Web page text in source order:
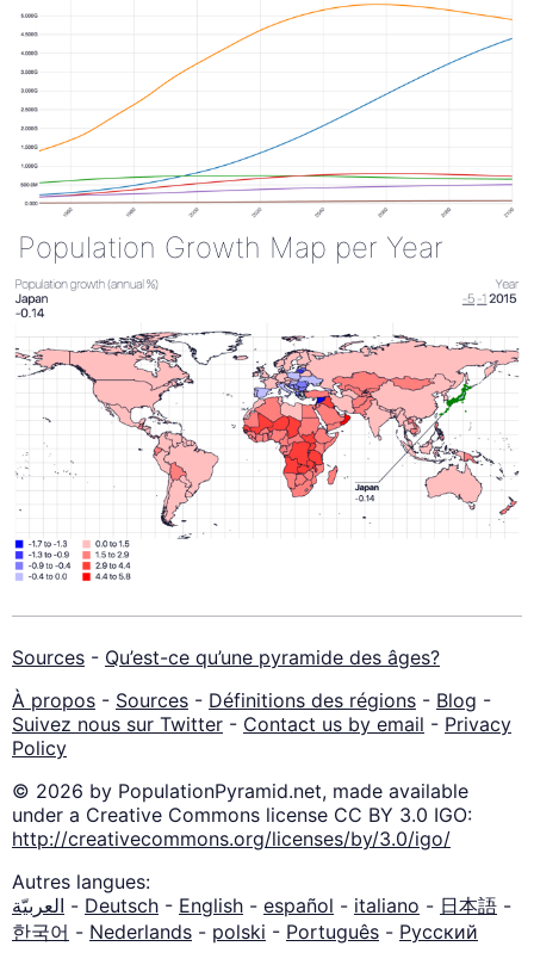
Population Growth Map per Year
Sources - Qu’est-ce qu’une pyramide des âges?
À propos - Sources - Définitions des régions - Blog -
Suivez nous sur Twitter - Contact us by email - Privacy
Policy
© 2026 by PopulationPyramid.net, made available
under a Creative Commons license CC BY 3.0 IGO:
http://creativecommons.org/licenses/by/3.0/igo/
Autres langues:
العربيّة - Deutsch - English - español - italiano - 日本語 -
한국어 - Nederlands - polski - Português - Русский